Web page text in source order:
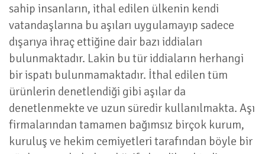
sahip insanların, ithal edilen ülkenin kendi
vatandaşlarına bu aşıları uygulamayıp sadece
dışarıya ihraç ettiğine dair bazı iddiaları
bulunmaktadır. Lakin bu tür iddiaların herhangi
bir ispatı bulunmamaktadır. İthal edilen tüm
ürünlerin denetlendiği gibi aşılar da
denetlenmekte ve uzun süredir kullanılmakta. Aşı
firmalarından tamamen bağımsız birçok kurum,
kuruluş ve hekim cemiyetleri tarafından böyle bir